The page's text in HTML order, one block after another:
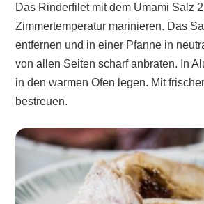
Das Rinderfilet mit dem Umami Salz
Zimmertemperatur marinieren. Das
entfernen und in einer Pfanne in
von allen Seiten scharf anbraten. In
in den warmen Ofen legen. Mit
bestreuen.